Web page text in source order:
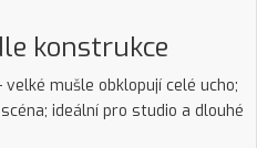
konstrukce
velké mušle obklopují celé ucho;
ideální pro studio a dlouhé